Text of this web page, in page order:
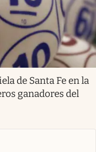
de Santa Fe en la
ganadores del